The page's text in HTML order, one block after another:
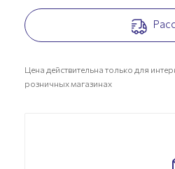
Цена действительна только для
розничных магазинах